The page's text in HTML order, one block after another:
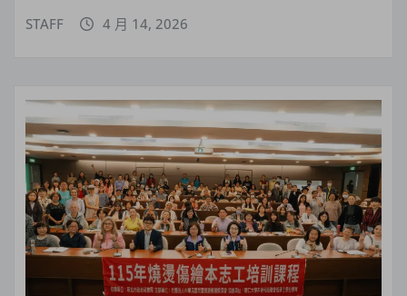
STAFF 4 月 14, 2026